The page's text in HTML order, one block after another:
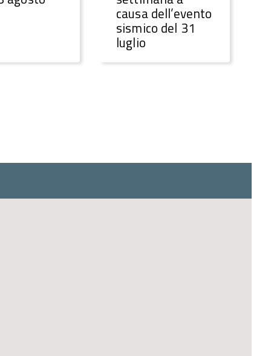
causa dell’evento
sismico del 31
luglio